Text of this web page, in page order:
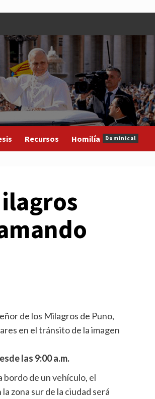
Recursos Homilía Dominical
de los Milagros de Puno,
en el tránsito de la imagen
las 9:00 a.m.
bordo de un vehículo, el
zona sur de la ciudad será